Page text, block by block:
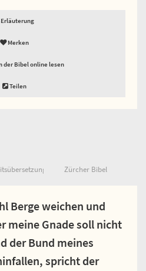
Erläuterung
Merken
der Bibel online lesen
Teilen
Zürcher Bibel
Berge weichen und
meine Gnade soll nicht
der Bund meines
spricht der